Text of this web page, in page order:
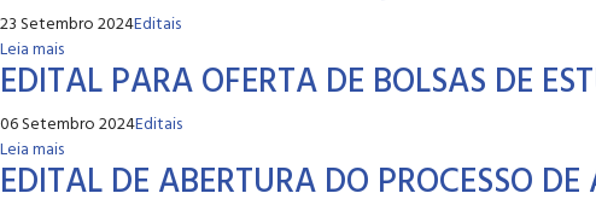
23 Setembro 2024Editais
Leia mais
EDITAL PARA OFERTA DE BOLSAS DE
06 Setembro 2024Editais
Leia mais
EDITAL DE ABERTURA DO PROCESSO